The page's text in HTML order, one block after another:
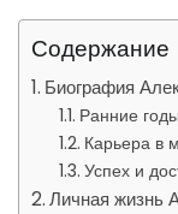
Содержание
Биография
Ранние
Карьера в
Успех и
Личная жизнь